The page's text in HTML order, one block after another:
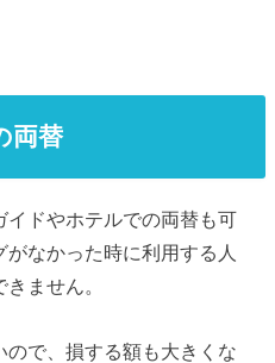
両替
イドやホテルでの両替も可
なかった時に利用する人
ません。
ので、損する額も大きくな